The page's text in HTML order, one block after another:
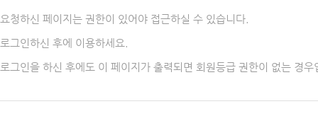
요청하신 페이지는 권한이 있어야 접근하실 수 있습니다.
로그인하신 후에 이용하세요.
로그인을 하신 후에도 이 페이지가 출력되면 회원등급 권한이 없는 경우